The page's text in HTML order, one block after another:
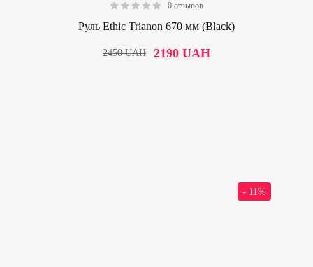
0 отзывов
Руль Ethic Trianon 670 мм (Black)
2190UAH
2450UAH
- 11%